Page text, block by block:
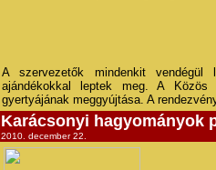
A szervezetők mindenkit
ajándékokkal leptek meg. A
gyertyájának meggyújtása. A
Karácsonyi hagyományok
2010. december 22.